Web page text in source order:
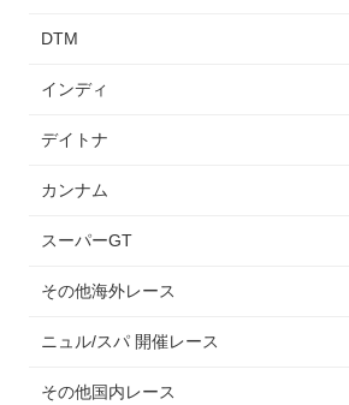
DTM
インディ
デイトナ
カンナム
スーパーGT
その他海外レース
ニュル/スパ 開催レース
その他国内レース